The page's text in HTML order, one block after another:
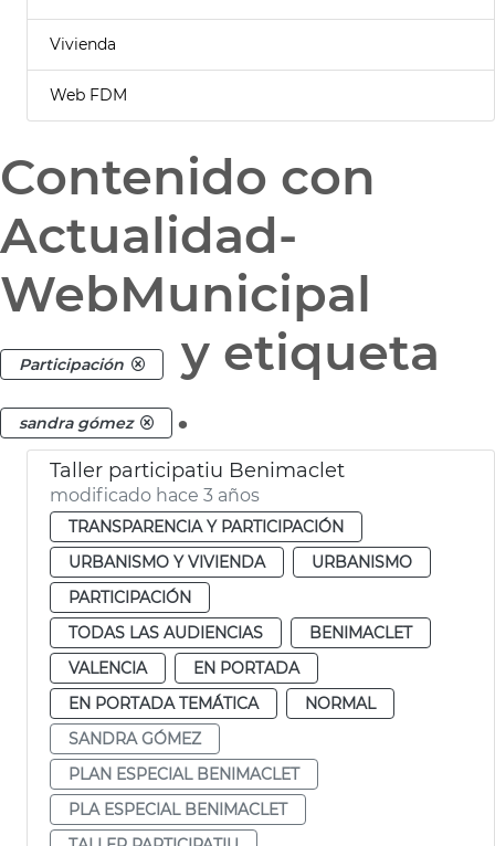
Vivienda
Web FDM
Contenido con
Actualidad-
WebMunicipal
Participación y etiqueta
sandra gómez .
Taller participatiu Benimaclet
modificado hace 3 años
TRANSPARENCIA Y PARTICIPACIÓN
URBANISMO Y VIVIENDA
URBANISMO
PARTICIPACIÓN
TODAS LAS AUDIENCIAS
BENIMACLET
VALENCIA
EN PORTADA
EN PORTADA TEMÁTICA
NORMAL
SANDRA GÓMEZ
PLAN ESPECIAL BENIMACLET
PLA ESPECIAL BENIMACLET